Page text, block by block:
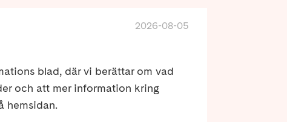
2026-08-05
blad, där vi berättar om vad
och att mer information kring
hemsidan.